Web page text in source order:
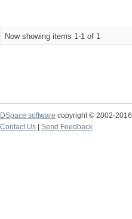
Now showing items 1-1 of 1
DSpace software copyright © 2002-2016
Contact Us
Send Feedback